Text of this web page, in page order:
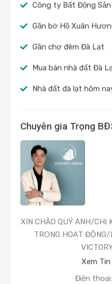
Công ty Bất Động
Gần bờ Hồ Xuân
Gần chợ đêm Đà Lạt
Mua bán nhà đất Đà
Nhà đất đà lạt hôm
Chuyên gia Trọng
XIN CHÀO QUÝ ANH/CHỊ
TRỌNG HOẠT
Xem
Điện thoại: